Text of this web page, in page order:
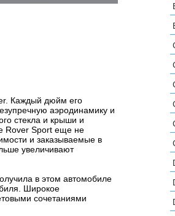
Каждый дюйм его
аэродинамику и
стекла и крыши и
Rover Sport еще не
и заказываемые в
увеличивают
в этом автомобиле
Широкое
сочетаниями